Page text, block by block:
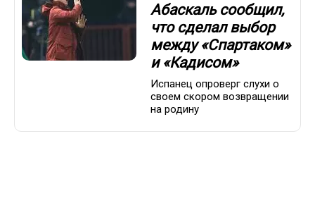
Абаскаль сообщил,
что сделал выбор
между «Спартаком»
и «Кадисом»
Испанец опроверг слухи о
своем скором возвращении
на родину